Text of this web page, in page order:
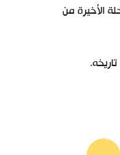
في المرحلة الأخيرة من